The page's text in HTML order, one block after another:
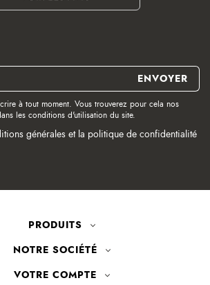
à tout moment. Vous trouverez pour cela nos
les conditions d'utilisation du site.
générales et la politique de confidentialité
PRODUITS
NOTRE SOCIÉTÉ
VOTRE COMPTE